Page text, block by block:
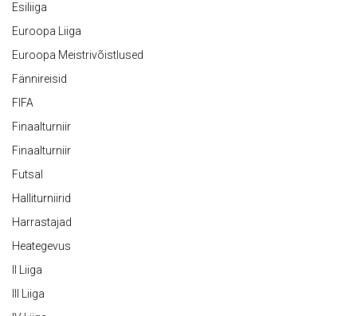
Esiliiga
Euroopa Liiga
Euroopa Meistrivõistlused
Fännireisid
FIFA
Finaalturniir
Finaalturniir
Futsal
Halliturniirid
Harrastajad
Heategevus
II Liiga
III Liiga